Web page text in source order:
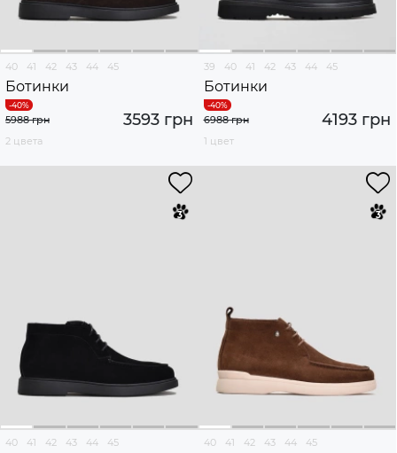
40 41 42 43 44 45
Ботинки
3593 грн
5988 грн
2 цвета
39 40 41 42 43 44 45
Ботинки
4193 грн
6988 грн
1 цвет
40 41 42 43 44 45 40 41 42 43 44 45